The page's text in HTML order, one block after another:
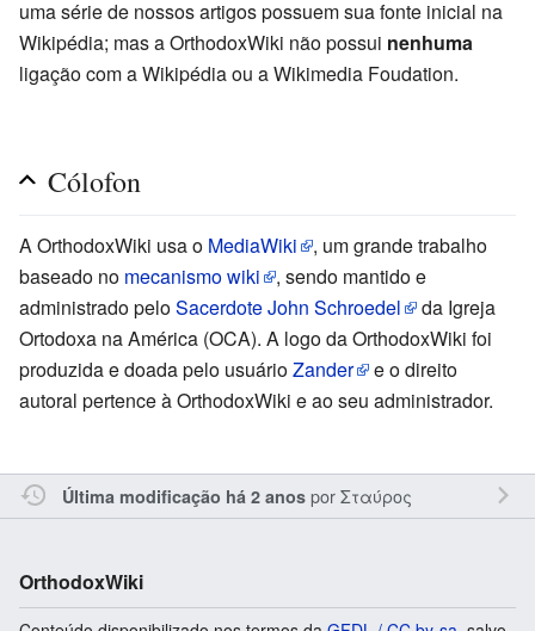
uma série de nossos artigos possuem sua fonte inicial na
Wikipédia; mas a OrthodoxWiki não possui nenhuma
ligação com a Wikipédia ou a Wikimedia Foudation.
Cólofon
A OrthodoxWiki usa o MediaWiki
, um grande trabalho
baseado no mecanismo wiki
, sendo mantido e
administrado peloSacerdote John Schroedel
da Igreja
Ortodoxa na América (OCA). A logo da OrthodoxWiki foi
produzida e doada pelo usuárioZander
e o direito
autoral pertence à OrthodoxWiki e ao seu administrador.
Última modificação há 2 anosporΣταύρος
OrthodoxWiki